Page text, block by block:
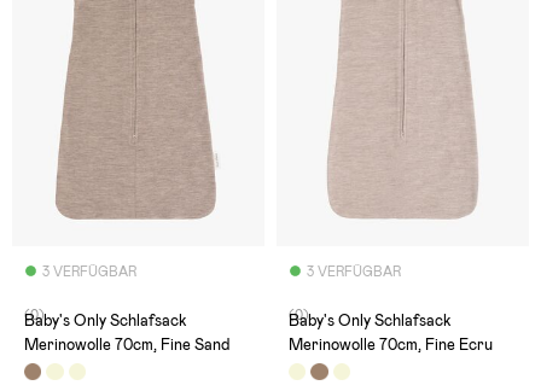
3 VERFÜGBAR
(0)
Baby's Only Schlafsack
Merinowolle 70cm, Fine Sand
3 VERFÜGBAR
(0)
Baby's Only Schlafsack
Merinowolle 70cm, Fine Ecru